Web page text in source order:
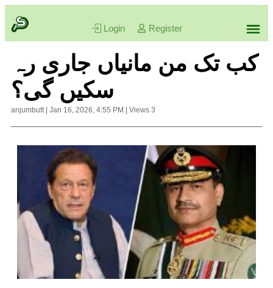
Login Register
کب تک من مانیاں جاری رہ
سکیں گی؟
anjumbutt| Jan 16, 2026, 4:55 PM Views 3